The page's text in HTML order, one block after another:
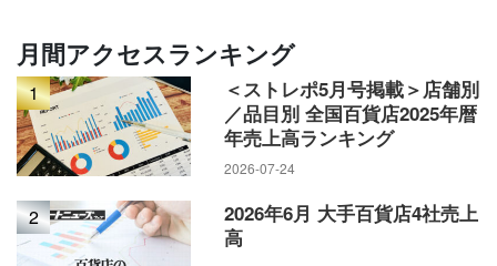
月間アクセスランキング
1
＜ストレポ5月号掲載＞店舗別
／品目別 全国百貨店2025年暦
年売上高ランキング
2026-07-24
2
2026年6月 大手百貨店4社売上
高